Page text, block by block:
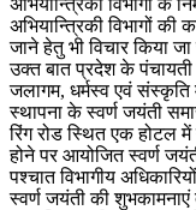
अभियान्त्रिकी विभागों की
जाने हेतु भी विचार किया जा
उक्त बात प्रदेश के पंचायती
जलागम, धर्मस्व एवं संस्कृति
स्थापना के स्वर्ण जयंती
रिंग रोड स्थित एक होटल में
होने पर आयोजित स्वर्ण
पश्चात विभागीय
स्वर्ण जयंती की शुभकामनाएं